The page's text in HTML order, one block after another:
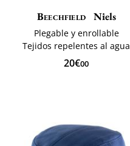
Beechfield Niels
Plegable y enrollable
Tejidos repelentes al agua
20€00